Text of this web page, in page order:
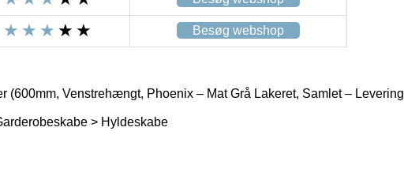
Besøg webshop
(600mm, Venstrehængt, Phoenix – Mat Grå Lakeret, Samlet – Levering
> Hyldeskabe